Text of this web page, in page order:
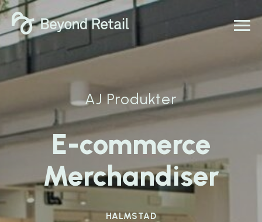
AJ Produkter
E-commerce
Merchandiser
HALMSTAD